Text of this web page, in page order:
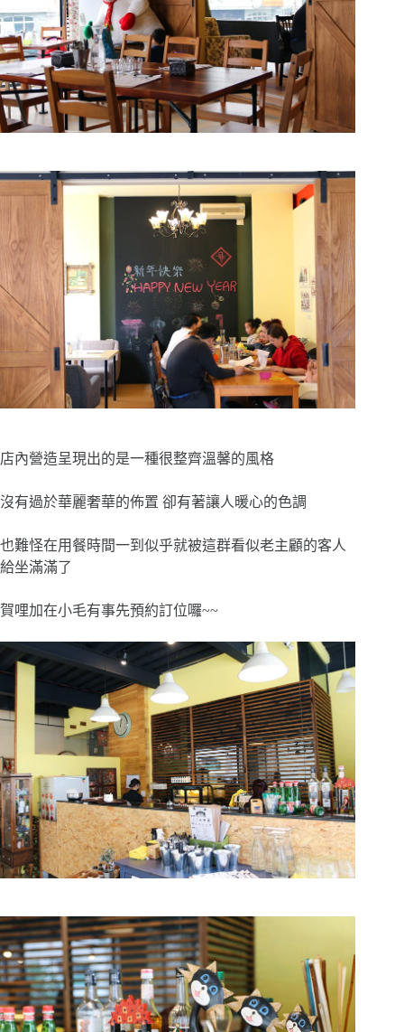
店內營造呈現出的是一種很整齊溫馨的風格
沒有過於華麗奢華的佈置 卻有著讓人暖心的色調
也難怪在用餐時間一到似乎就被這群看似老主顧的客人
給坐滿滿了
賀哩加在小毛有事先預約訂位囉~~